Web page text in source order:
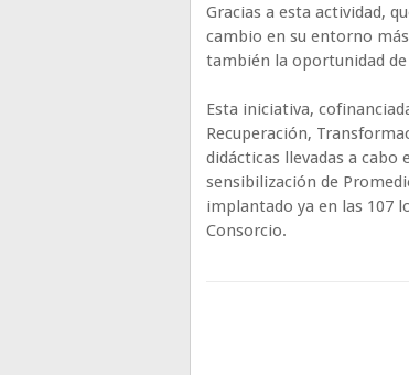
Gracias a esta actividad,
cambio en su entorno
también la oportunidad de
Esta iniciativa,
Recuperación,
didácticas llevadas a cabo
sensibilización de
implantado ya en las 107
Consorcio.